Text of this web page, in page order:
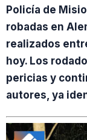
Policía de
robadas en
realizados
hoy. Los
pericias y
autores, ya